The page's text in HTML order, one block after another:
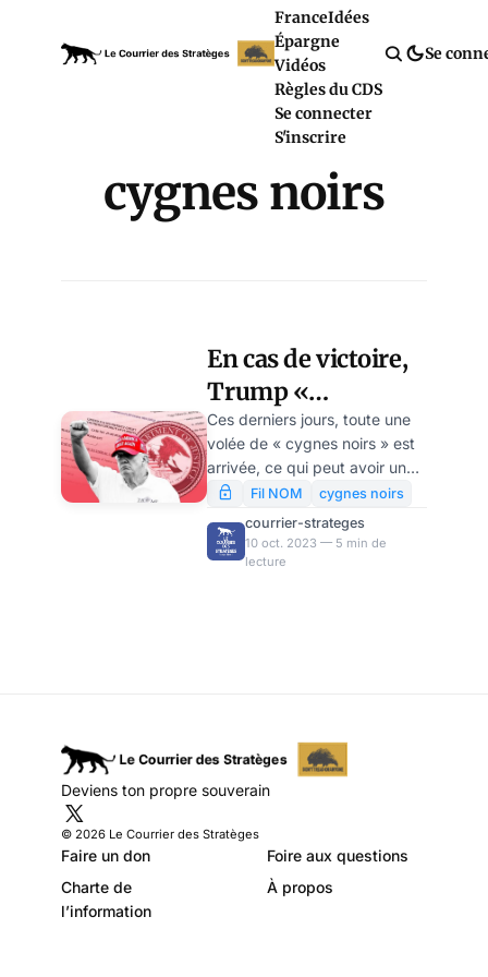
FranceIdées
Épargne
Vidéos
Règles du CDS
Se connecter
S'inscrire
Se
cygnes noirs
En cas de victoire,
Trump «
abandonnera-t-il »
toutes les régions
russophones
d’Ukraine ? Par
Sergueï Marjetski
Ces derniers jours, toute une
volée de « cygnes noirs » est
arrivée, ce qui peut avoir un
impact significatif sur le
déroulement ultérieur de
l’opération militaire spéciale en
Ukraine. Vladimir Poutine
Fil NOM
cygnes noirs
courrier-strateges
10 oct. 2023 — 5 min de
lecture
Deviens ton propre souverain
© 2026 Le Courrier des Stratèges
Faire un don
Foire aux questions
Charte de
l’information
À propos